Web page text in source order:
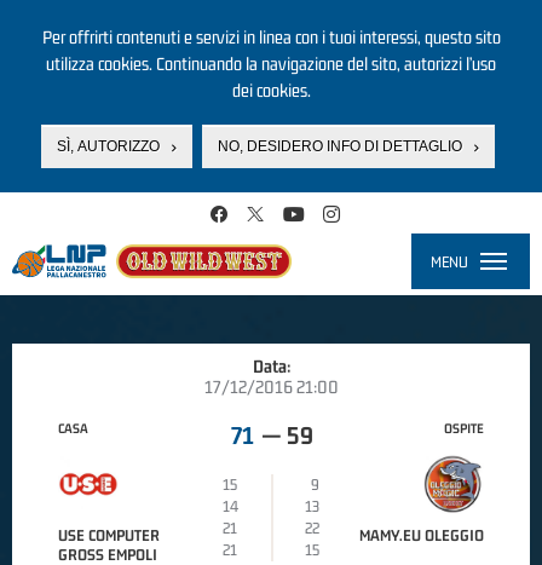
Per offrirti contenuti e servizi in linea con i tuoi interessi, questo sito
utilizza cookies. Continuando la navigazione del sito, autorizzi l’uso
dei cookies.
SÌ, AUTORIZZO NO, DESIDERO INFO DI DETTAGLIO
MENU
Data:
17/12/2016 21:00
CASA
USE COMPUTER
GROSS EMPOLI
71 — 59
15
9
14
13
21
22
21
15
OSPITE
MAMY.EU OLEGGIO